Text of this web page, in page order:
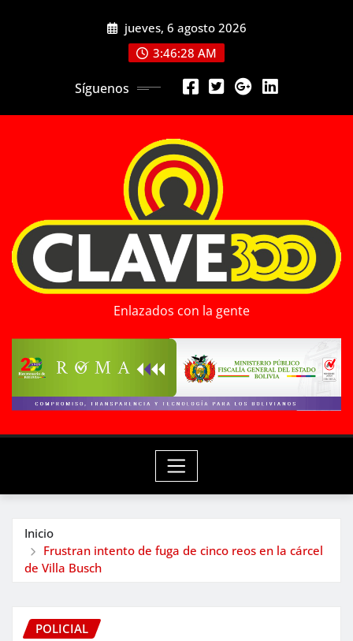
jueves, 6 agosto 2026
3:46:29 AM
Síguenos
Enlazados con la gente
Inicio
Frustran intento de fuga de cinco reos en la cárcel
de Villa Busch
POLICIAL